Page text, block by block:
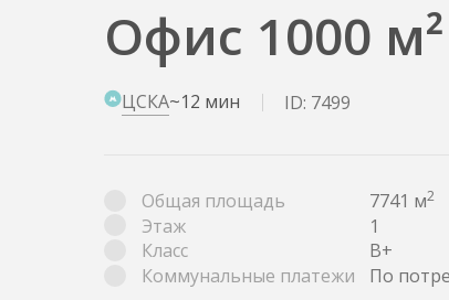
Офис 1000
ЦСКА~12 мин ID: 7499
Общая площадь 7741 м2
Этаж
1
Класс
B+
Коммунальные платежи
По